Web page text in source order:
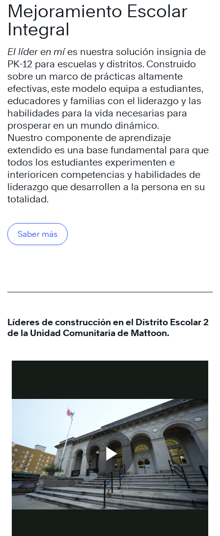
Mejoramiento Escolar
Integral
El líder en míes nuestra solución insignia de
PK-12 para escuelas y distritos. Construido
sobre un marco de prácticas altamente
efectivas, este modelo equipa a estudiantes,
educadores y familias con el liderazgo y las
habilidades para la vida necesarias para
prosperar en un mundo dinámico.
Nuestro componente de aprendizaje
extendido es una base fundamental para que
todos los estudiantes experimenten e
interioricen competencias y habilidades de
liderazgo que desarrollen a la persona en su
totalidad.
Saber más
Líderes de construcción en el Distrito Escolar 2
de la Unidad Comunitaria de Mattoon.